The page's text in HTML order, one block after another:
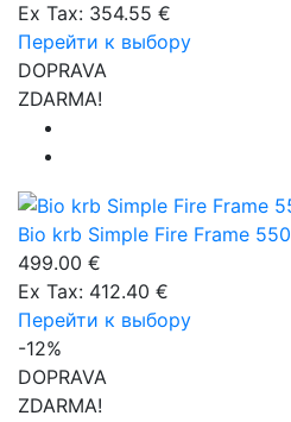
Ex Tax: 354.55 €
Перейти к выбору
DOPRAVA
ZDARMA!
Bio krb Simple Fire Frame 550
499.00 €
Ex Tax: 412.40 €
Перейти к выбору
-12%
DOPRAVA
ZDARMA!